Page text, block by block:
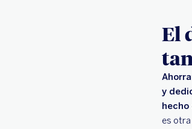
El
y
hecho
es